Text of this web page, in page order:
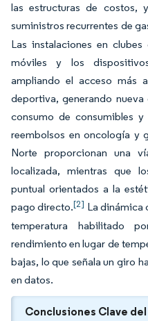
las estructuras de costos,
suministros recurrentes de
Las instalaciones en
móviles y los
ampliando el acceso más
deportiva, generando
consumo de consumibles
reembolsos en oncología y
Norte proporcionan una
localizada, mientras que
puntual orientados a la
pago directo.[2] La dinámica
temperatura habilitado
rendimiento en lugar de
bajas, lo que señala un giro
en datos.
Conclusiones Clave